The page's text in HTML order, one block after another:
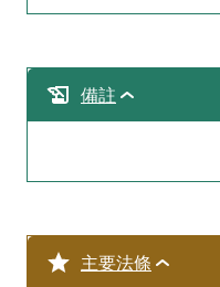
備註
主要法條